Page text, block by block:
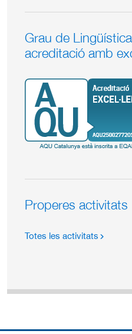
Grau de
acreditació amb
Properes activitats
Totes les activitats